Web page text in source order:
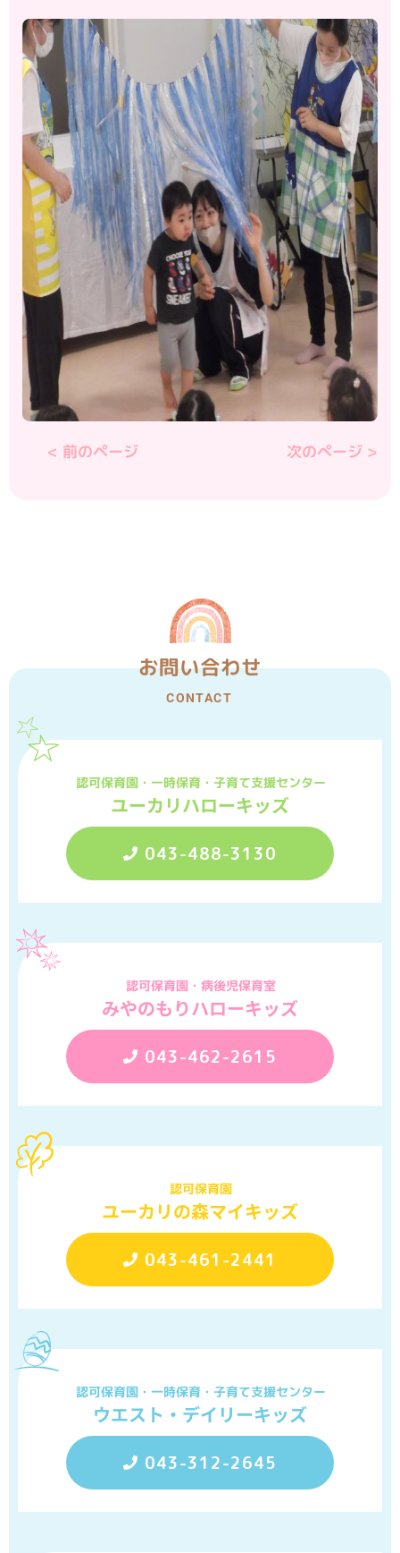
< 前のページ 次のぺージ >
お問い合わせ
CONTACT
認可保育園・一時保育・子育て支援センター
ユーカリハローキッズ
043-488-3130
認可保育園・病後児保育室
みやのもりハローキッズ
043-462-2615
認可保育園
ユーカリの森マイキッズ
043-461-2441
認可保育園・一時保育・子育て支援センター
ウエスト・デイリーキッズ
043-312-2645